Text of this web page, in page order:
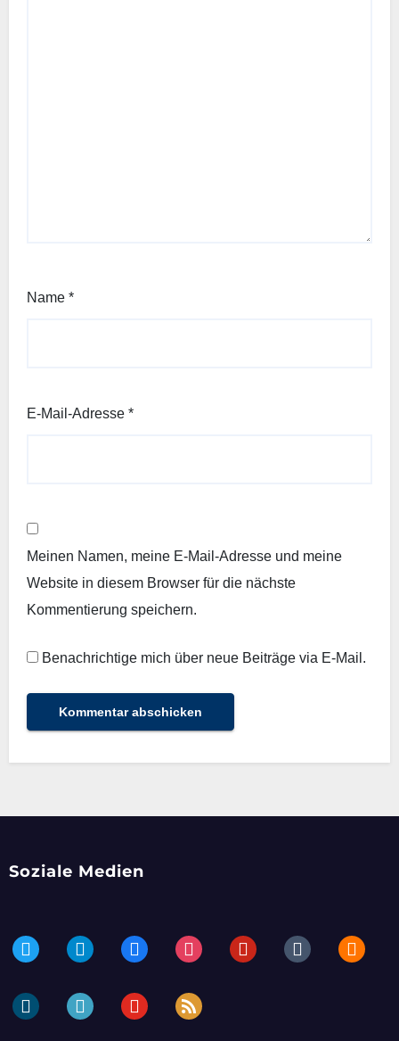
Name *
E-Mail-Adresse *
Meinen Namen, meine E-Mail-Adresse und meine
Website in diesem Browser für die nächste
Kommentierung speichern.
Benachrichtige mich über neue Beiträge via E-Mail.
Soziale Medien
twitter telegramfacebookinstagrampinteresttumblr blogger
dailymotionperiscopeyoutube rss